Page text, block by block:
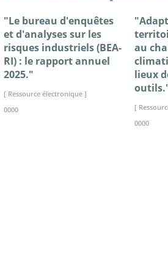
"Le bureau d'enquêtes
et d'analyses sur les
risques industriels (BEA-
RI) : le rapport annuel
2025."
[ Ressource électronique ]
0000
au
lieux
[
0000